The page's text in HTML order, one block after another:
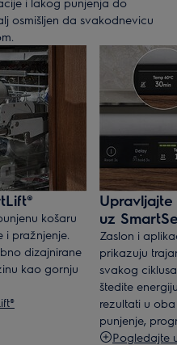
osmišljen da svakodnevicu
košaru
i pražnjenje.
dizajnirane
kao gornju
uz
Zaslon i
prikazuju
svakog
štedite
rezultati u
punjenje,
Pogledajte